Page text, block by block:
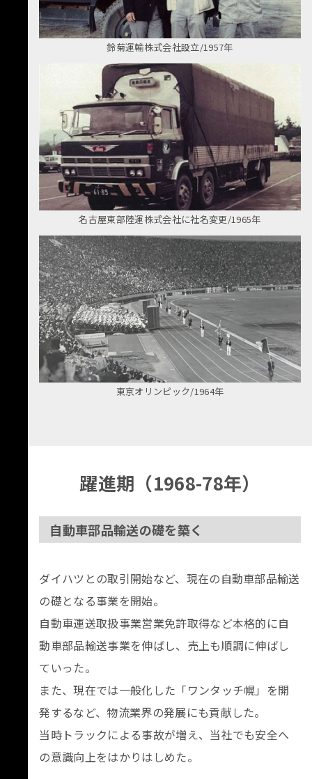
鈴菊運輸株式会社設立/1957年
名古屋東部陸運株式会社に社名変更/1965年
東京オリンピック/1964年
躍進期（1968-78年）
自動車部品輸送の礎を築く
ダイハツとの取引開始など、現在の自動車部品輸送
の礎となる事業を開始。
自動車運送取扱事業営業免許取得など本格的に自
動車部品輸送事業を伸ばし、売上も順調に伸ばし
ていった。
また、現在では一般化した「ワンタッチ幌」を開
発するなど、物流業界の発展にも貢献した。
当時トラックによる事故が増え、当社でも安全へ
の意識向上をはかりはしめた。